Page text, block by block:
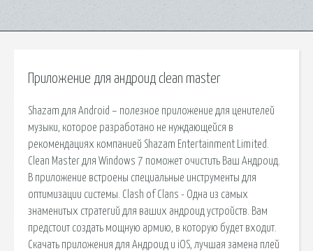
Приложение для андроид clean master
Shazam для Android – полезное приложение для ценителей
музыки, которое разработано не нуждающейся в
рекомендациях компанией Shazam Entertainment Limited.
Clean Master для Windows 7 поможет очистить Ваш Андроид.
В приложение встроены специальные инструменты для
оптимизации системы. Clash of Clans - Одна из самых
знаменитых стратегий для ваших андроид устройств. Вам
предстоит создать мощную армию, в которую будет входит.
Скачать приложения для Андроид и iOS, лучшая замена плей